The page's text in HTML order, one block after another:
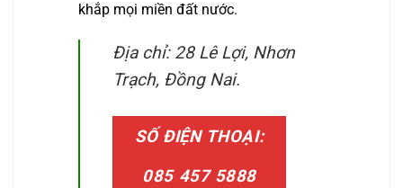
khắp mọi miền đất nước.
Địa chỉ: 28 Lê Lợi, Nhơn
Trạch, Đồng Nai.
SỐ ĐIỆN THOẠI:
085 457 5888